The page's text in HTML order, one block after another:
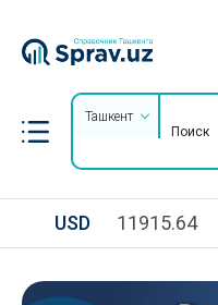
Ташкент
USD 11915.64